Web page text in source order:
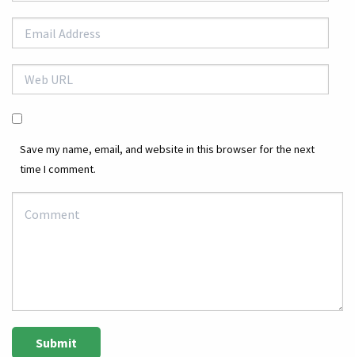
Save my name, email, and website in this browser for the next
time I comment.